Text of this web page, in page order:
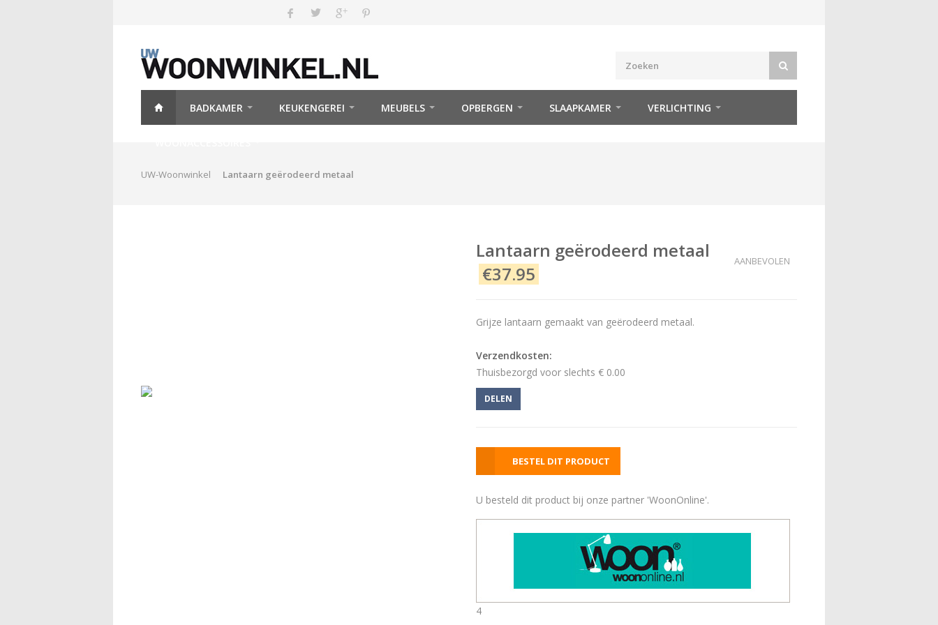
BADKAMER KEUKENGEREI MEUBELS OPBERGEN SLAAPKAMER VERLICHTING
UW-Woonwinkel Lantaarn geërodeerd metaal
Lantaarn geërodeerd metaal
€37.95
AANBEVOLEN
Grijze lantaarn gemaakt van geërodeerd metaal.
Verzendkosten:
Thuisbezorgd voor slechts € 0.00
DELEN
BESTEL DIT PRODUCT
U besteld dit product bij onze partner 'WoonOnline'.
4